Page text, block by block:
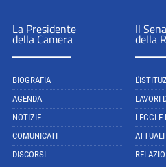
La Presidente
della Camera
BIOGRAFIA
AGENDA
NOTIZIE
COMUNICATI
DISCORSI
Il
della
LAVORI
LEGGI E